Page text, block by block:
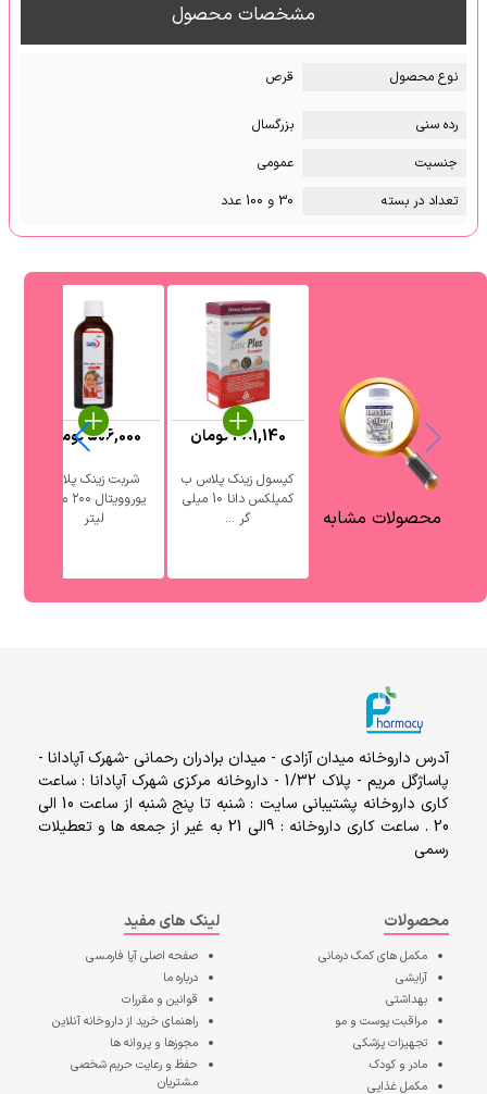
مشخصات محصول
نوع محصول قرص
رده سنی
بزرگسال
جنسیت
عمومی
تعداد در بسته
30 و 100 عدد
محصولات مشابه
کپسول زینک پلاس ب
کمپلکس دانا 10 میلی
گر ...
481,140تومان
شربت زینک پلاس
یوروویتال ۲۰۰ میلی
لیتر
506,000تومان
آدرس داروخانه میدان آزادی - میدان برادران رحمانی -شهرک آپادانا -
پاساژگل مریم - پلاک 1/32 - داروخانه مرکزی شهرک آپادانا : ساعت
کاری داروخانه پشتیبانی سایت : شنبه تا پنج شنبه از ساعت 10 الی
20 . ساعت کاری داروخانه : 9الی 21 به غیر از جمعه ها و تعطیلات
رسمی
محصولات
مکمل های کمک درمانی
آرایشی
بهداشتی
مراقبت پوست و مو
تجهیزات پزشکی
مادر و کودک
مکمل غذایی
لینک های مفید
صفحه اصلیآپا فارمسی
درباره ما
قوانین و مقررات
راهنمای خرید از داروخانه آنلاین
مجوزها و پروانه ها
حفظ و رعایت حریم شخصی
مشتریان